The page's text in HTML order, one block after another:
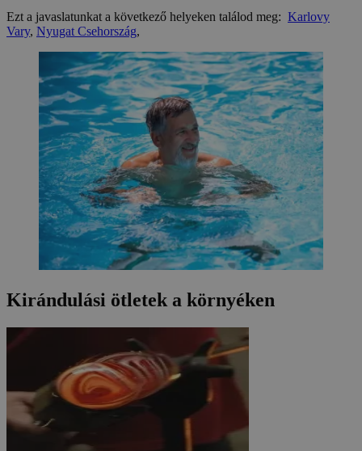
Ezt a javaslatunkat a következő helyeken találod meg: Karlovy
Vary, Nyugat Csehország,
Kirándulási ötletek a környéken